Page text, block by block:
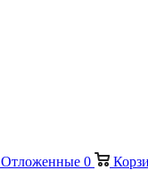
Отложенные 0